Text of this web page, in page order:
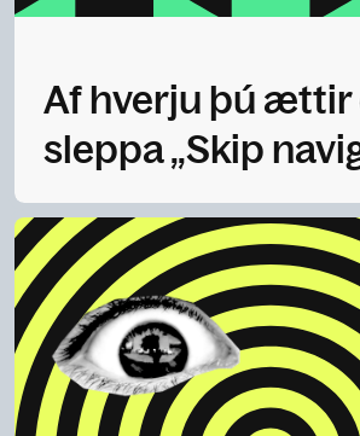
Af hverju þú ættir
sleppa „Skip